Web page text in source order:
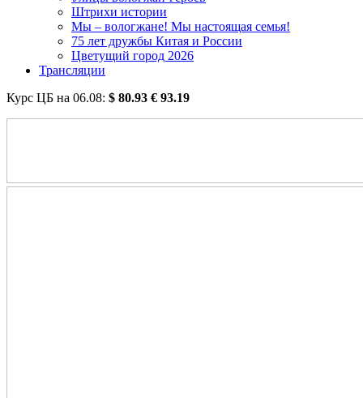
Штрихи истории
Мы – вологжане! Мы настоящая семья!
75 лет дружбы Китая и России
Цветущий город 2026
Трансляции
Курс ЦБ на 06.08: $ 80.93 € 93.19